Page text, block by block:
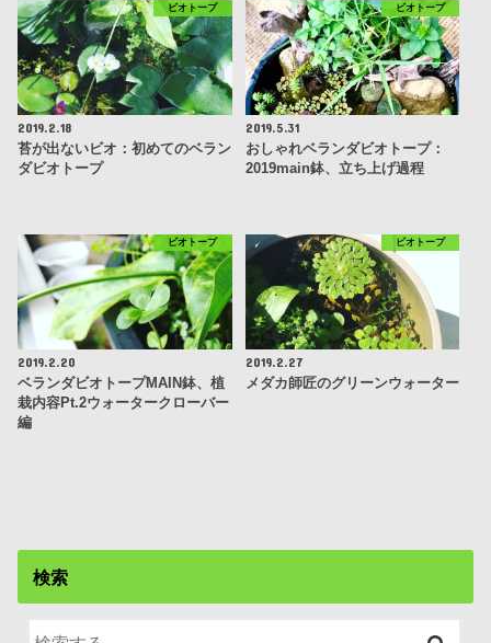
ビオトープ
2019.2.18
苔が出ないビオ：初めてのベラン
ダビオトープ
ビオトープ
2019.5.31
おしゃれベランダビオトープ：
2019main鉢、立ち上げ過程
ビオトープ
2019.2.20
ベランダビオトープMAIN鉢、植
栽内容Pt.2ウォータークローバー
編
ビオトープ
2019.2.27
メダカ師匠のグリーンウォーター
検索